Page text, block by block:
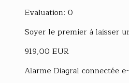
Evaluation: 0
Soyer le premier à laisser
919,00 EUR
Alarme Diagral connectée